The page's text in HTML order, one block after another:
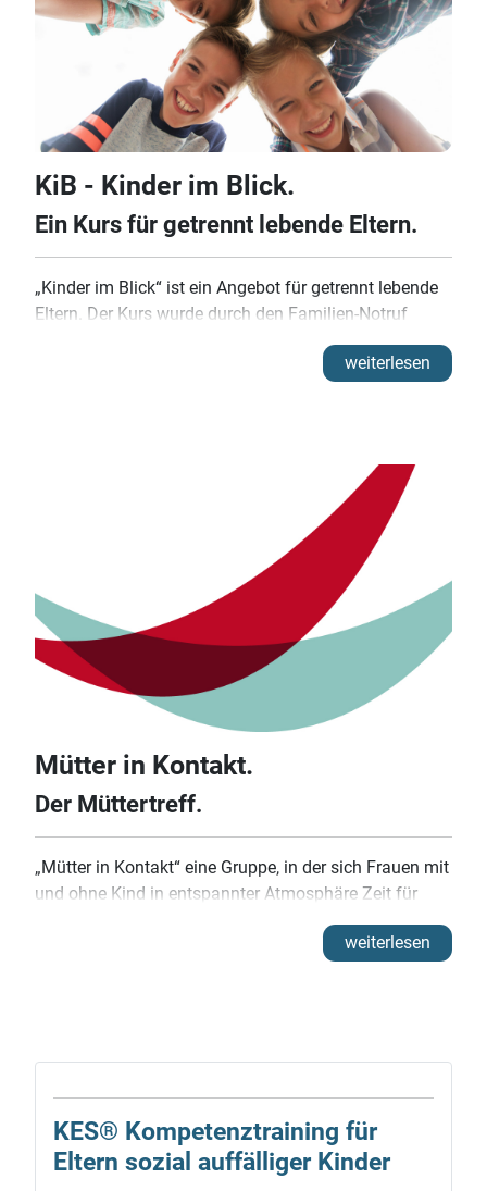
KiB - Kinder im Blick.
Ein Kurs für getrennt lebende Eltern.
„Kinder im Blick“ ist ein Angebot für getrennt lebende
Eltern. Der Kurs wurde durch den Familien-Notruf
München e. V. und die Ludwig-Maximilians-Universität
München entwickelt. In 7 Sitzungen werden die Eltern-
von Rollenspielen, Kurzinputs, Kommunikationsregeln
und Perspektivwechseln soll somit der BLICK auf die
KINDER geschärft werden. Die jeweiligen Einheiten
werden von zwei qualifizierten LeiterInnen moderiert.
Eine Besonderheit stellt bei diesem Kursangebot die
Möglichkeit dar, dass beide Elternteile in zwei
getrennten Teilnehmergruppen „Kinder im Blick“
absolvieren können.
weiterlesen
Mütter in Kontakt.
Der Müttertreff.
„Mütter in Kontakt“ eine Gruppe, in der sich Frauen mit
und ohne Kind in entspannter Atmosphäre Zeit für
eigene Bedürfnisse nehmen und miteinander
kommunizieren, Kontakte knüpfen und pflegen.
weiterlesen
KES® Kompetenz­training für
Eltern sozial auf­fälliger Kinder